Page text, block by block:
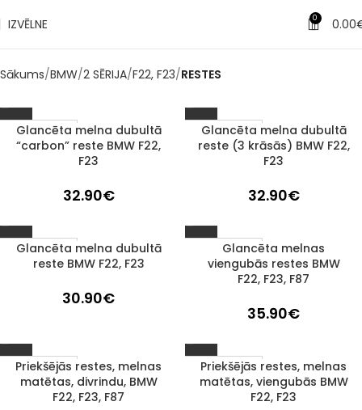
IZVĒLNE 0 0.00
Sākums BMW 2 SĒRIJA F22, F23 RESTES
1–3 d. d.
Glancēta melna dubultā
“carbon” reste BMW F22,
F23
32.90€
1–3 d. d.
Glancēta melna dubultā
reste (3 krāsās) BMW F22,
F23
32.90€
1–3 d. d.
Glancēta melna dubultā
reste BMW F22, F23
30.90€
1–3 d. d.
Glancēta melnas
viengubās restes BMW
F22, F23, F87
35.90€
1–3 d. d.
Priekšējās restes, melnas
matētas, divrindu, BMW
F22, F23, F87
1–3 d. d.
Priekšējās restes, melnas
matētas, viengubās BMW
F22, F23